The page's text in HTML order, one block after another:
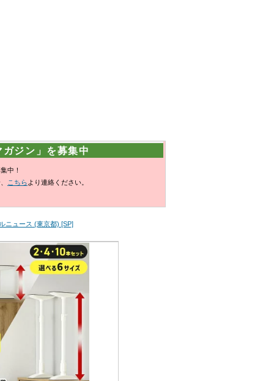
ガジン」を募集中
中！
こちら より連絡ください。
ニュース (東京都) [SP]